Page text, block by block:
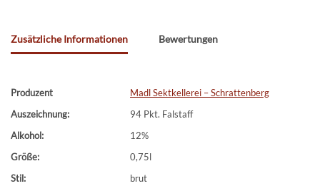
Zusätzliche Informationen Bewertungen
Produzent
Madl Sektkellerei – Schrattenberg
Auszeichnung:
94 Pkt. Falstaff
Alkohol:
12%
Größe:
0,75l
Stil:
brut